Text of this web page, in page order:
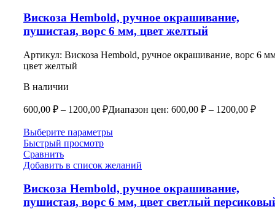
Вискоза Hembold, ручное окрашивание,
пушистая, ворс 6 мм, цвет желтый
Артикул: Вискоза Hembold, ручное окрашивание, ворс 6
цвет желтый
В наличии
600,00 ₽ – 1200,00 ₽Диапазон цен: 600,00 ₽ – 1200,00 ₽
Выберите параметры
Быстрый просмотр
Сравнить
Добавить в список желаний
Вискоза Hembold, ручное окрашивание,
пушистая, ворс 6 мм, цвет светлый